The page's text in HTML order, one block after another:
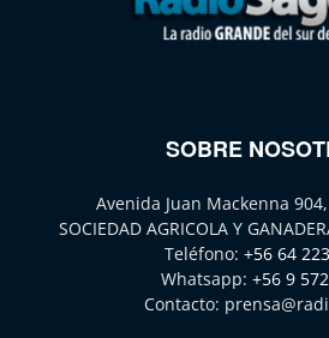
SOBRE
Avenida Juan Mackenna
SOCIEDAD AGRICOLA Y
Teléfono: +56 64
Whatsapp: +56 9
Contacto: